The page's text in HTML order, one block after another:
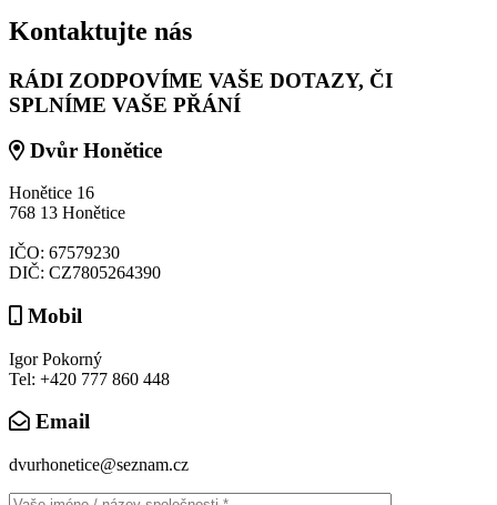
Kontaktujte nás
RÁDI ZODPOVÍME VAŠE DOTAZY, ČI
SPLNÍME VAŠE PŘÁNÍ
Dvůr Honětice
Honětice 16
768 13 Honětice
IČO: 67579230
DIČ: CZ7805264390
Mobil
Igor Pokorný
Tel: +420 777 860 448
Email
dvurhonetice@seznam.cz